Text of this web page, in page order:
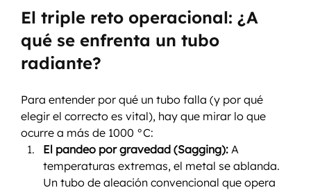
El triple reto operacional: ¿A
qué se enfrenta un tubo
radiante?
Para entender por qué un tubo falla (y por qué
elegir el correcto es vital), hay que mirar lo que
ocurre a más de 1000 °C:
El pandeo por gravedad (Sagging): A
temperaturas extremas, el metal se ablanda.
Un tubo de aleación convencional que opera